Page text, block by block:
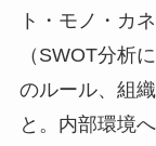
ト・モノ・カ
（SWOT分析
のルール、組
と。内部環境